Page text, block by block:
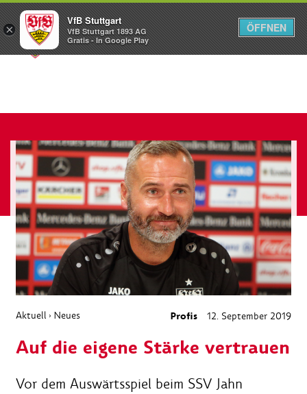
Menü
Aktuell › Neues Profis 12. September 2019
Auf die eigene Stärke vertrauen
Vor dem Auswärtsspiel beim SSV Jahn
×
VfB Stuttgart
VfB Stuttgart 1893 AG
Gratis - In Google Play
ÖFFNEN